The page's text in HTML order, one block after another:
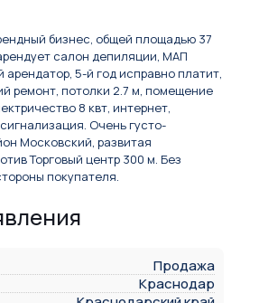
бизнес, общей площадью 37
салон депиляции, МАП
арендатор, 5-й год исправно платит,
ремонт, потолки 2.7 м, помещение
8 квт, интернет,
Очень густо-
Московский, развитая
Торговый центр 300 м. Без
покупателя.
Продажа
Краснодар